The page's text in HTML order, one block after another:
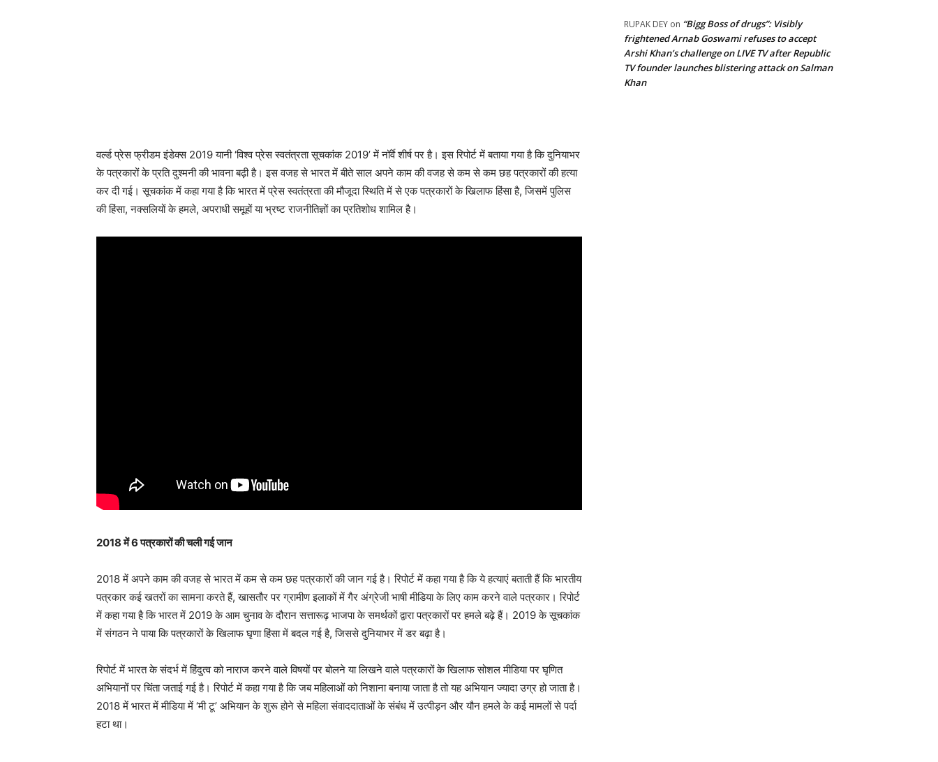
वर्ल्ड प्रेस फ्रीडम इंडेक्स 2019 यानी ‘विश्व प्रेस स्वतंत्रता सूचकांक 2019’ में नॉर्वे शीर्ष पर है। इस रिपोर्ट में बताया गया है कि दुनियाभर
के पत्रकारों के प्रति दुश्मनी की भावना बढ़ी है। इस वजह से भारत में बीते साल अपने काम की वजह से कम से कम छह पत्रकारों की हत्या
कर दी गई। सूचकांक में कहा गया है कि भारत में प्रेस स्वतंत्रता की मौजूदा स्थिति में से एक पत्रकारों के खिलाफ हिंसा है, जिसमें पुलिस
की हिंसा, नक्सलियों के हमले, अपराधी समूहों या भ्रष्ट राजनीतिज्ञों का प्रतिशोध शामिल है।
2018 में 6 पत्रकारों की चली गई जान
2018 में अपने काम की वजह से भारत में कम से कम छह पत्रकारों की जान गई है। रिपोर्ट में कहा गया है कि ये हत्याएं बताती हैं कि भारतीय
पत्रकार कई खतरों का सामना करते हैं, खासतौर पर ग्रामीण इलाकों में गैर अंग्रेजी भाषी मीडिया के लिए काम करने वाले पत्रकार। रिपोर्ट
में कहा गया है कि भारत में 2019 के आम चुनाव के दौरान सत्तारूढ़ भाजपा के समर्थकों द्वारा पत्रकारों पर हमले बढ़े हैं। 2019 के सूचकांक
में संगठन ने पाया कि पत्रकारों के खिलाफ घृणा हिंसा में बदल गई है, जिससे दुनियाभर में डर बढ़ा है।
रिपोर्ट में भारत के संदर्भ में हिंदुत्व को नाराज करने वाले विषयों पर बोलने या लिखने वाले पत्रकारों के खिलाफ सोशल मीडिया पर घृणित
अभियानों पर चिंता जताई गई है। रिपोर्ट में कहा गया है कि जब महिलाओं को निशाना बनाया जाता है तो यह अभियान ज्यादा उग्र हो जाता है।
2018 में भारत में मीडिया में ‘मी टू’ अभियान के शुरू होने से महिला संवाददाताओं के संबंध में उत्पीड़न और यौन हमले के कई मामलों से पर्दा
हटा था।
RUPAK DEY on “Bigg Boss of drugs”: Visibly
frightened Arnab Goswami refuses to accept
Arshi Khan’s challenge on LIVE TV after Republic
TV founder launches blistering attack on Salman
Khan